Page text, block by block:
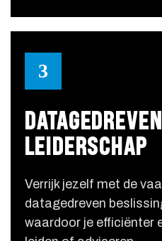
3
DATAGEDREVEN
LEIDERSCHAP
Verrijk jezelf met de
datagedreven
waardoor je efficiënter